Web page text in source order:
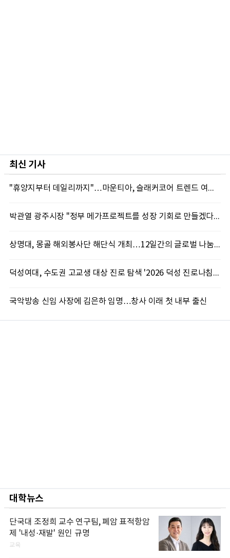
최신 기사
"휴양지부터 데일리까지"…마운티아, 슬래커코어 트렌드 여름 신제품 선봬
박관열 광주시장 "정부 메가프로젝트를 성장 기회로 만들겠다"…첫 시정토론회 개최
상명대, 몽골 해외봉사단 해단식 개최…12일간의 글로벌 나눔 성료
덕성여대, 수도권 고교생 대상 진로 탐색 '2026 덕성 진로나침판' 개최
국악방송 신임 사장에 김은하 임명…창사 이래 첫 내부 출신
대학뉴스
단국대 조정희 교수 연구팀, 폐암 표적항암
제 '내성·재발' 원인 규명
교육